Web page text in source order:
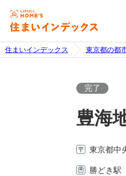
住まいインデックス 東京都の都
完了
豊海
東京都中
勝どき駅